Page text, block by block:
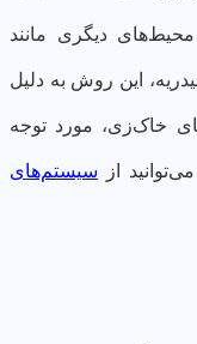
دیگری مانند
این روش به دلیل
خاک‌زی، مورد توجه
از سیستم‌های